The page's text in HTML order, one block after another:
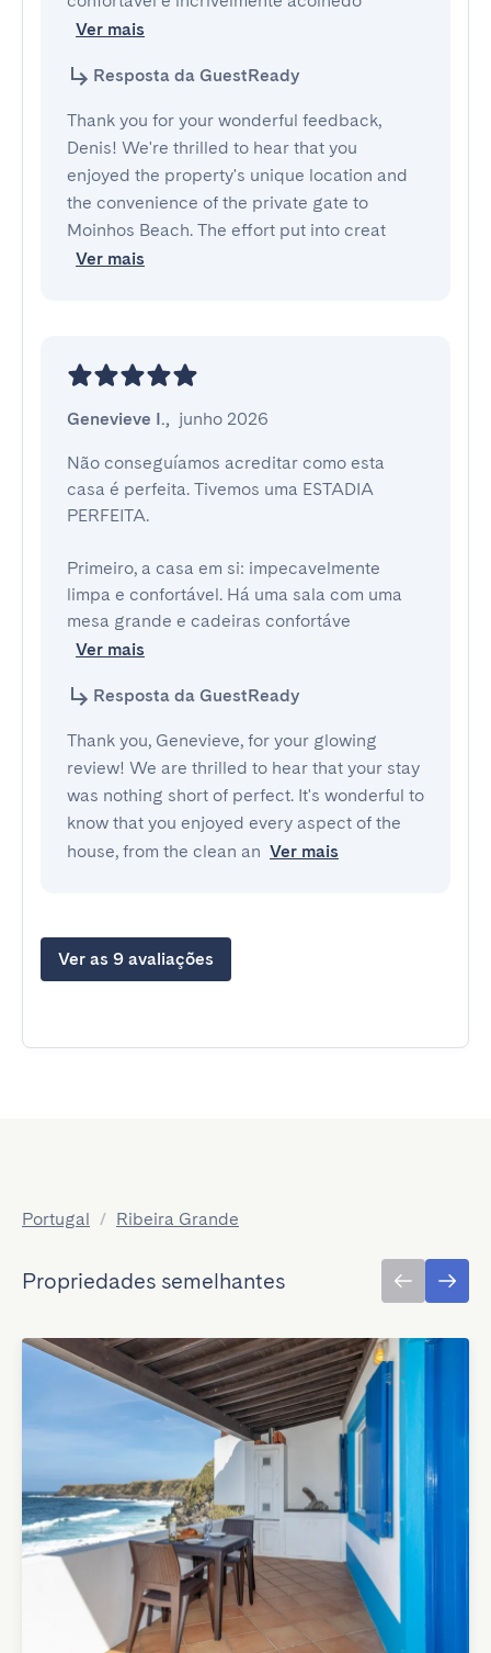
Ver mais
Resposta da GuestReady
Thank you for your wonderful feedback,
Denis! We're thrilled to hear that you
enjoyed the property's unique location and
the convenience of the private gate to
Moinhos Beach. The effort put into creat
Ver mais
Genevieve I., junho 2026
Não conseguíamos acreditar como esta
casa é perfeita. Tivemos uma ESTADIA
PERFEITA.
Primeiro, a casa em si: impecavelmente
limpa e confortável. Há uma sala com uma
mesa grande e cadeiras confortáve
Ver mais
Resposta da GuestReady
Thank you, Genevieve, for your glowing
review! We are thrilled to hear that your stay
was nothing short of perfect. It's wonderful to
know that you enjoyed every aspect of the
house, from the clean an Ver mais
Ver as 9 avaliações
Portugal / Ribeira Grande
Propriedades semelhantes